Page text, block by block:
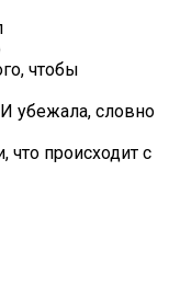
чтобы
убежала, словно
что происходит с